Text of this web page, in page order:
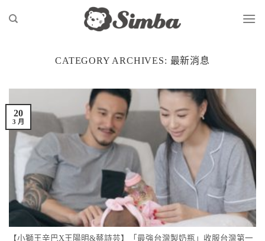
CATEGORY ARCHIVES: 最新消息
【小獅王辛巴X王陽明&蔡詩芸】「最強台灣製奶瓶」收服台灣第一
20
3 月